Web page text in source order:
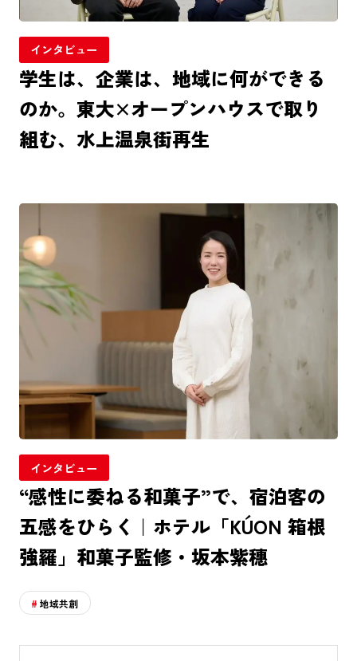
インタビュー
学生は、企業は、地域に何ができる
のか。東大×オープンハウスで取り
組む、水上温泉街再生
インタビュー
“感性に委ねる和菓子”で、宿泊客の
五感をひらく｜ホテル「KÚON 箱根
強羅」和菓子監修・坂本紫穗
地域共創